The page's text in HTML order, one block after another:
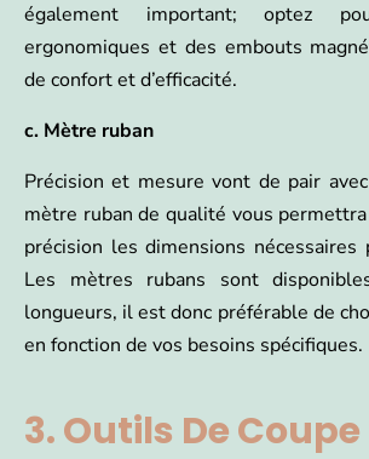
également important; optez
ergonomiques et des embouts
de confort et d’efficacité.
c. Mètre ruban
Précision et mesure vont de pair
mètre ruban de qualité vous
précision les dimensions nécessaires
Les mètres rubans sont
longueurs, il est donc préférable de
en fonction de vos besoins spécifiques.
3. Outils De Coupe